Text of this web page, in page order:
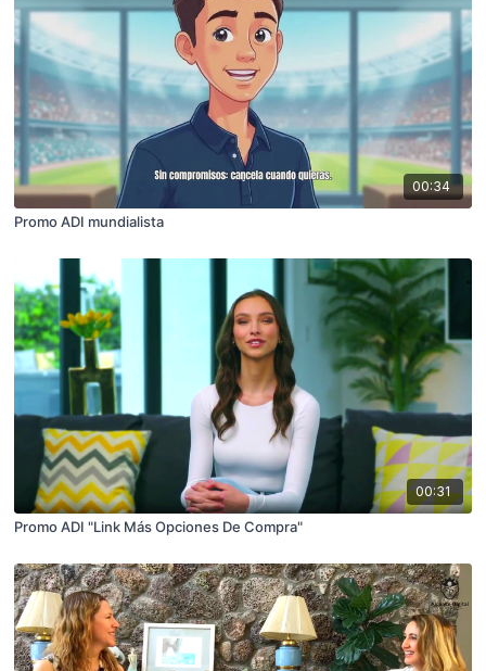
00:34
Promo ADI mundialista
00:31
Promo ADI "Link Más Opciones De Compra"